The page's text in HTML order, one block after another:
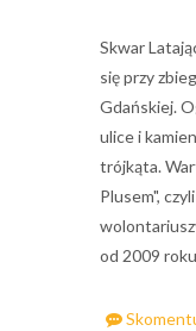
Skwar
się przy
Gdańskiej.
ulice i
trójkąta.
Plusem",
od 2009